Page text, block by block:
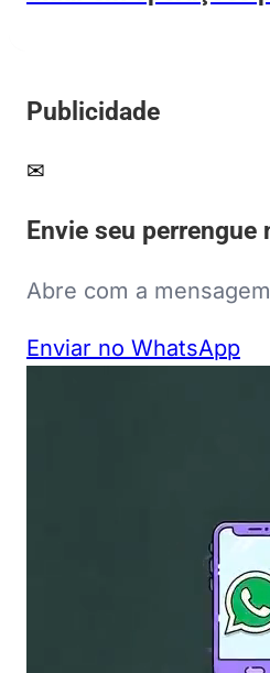
Publicidade
✉
Envie seu perrengue
Abre com a
Enviar no WhatsApp